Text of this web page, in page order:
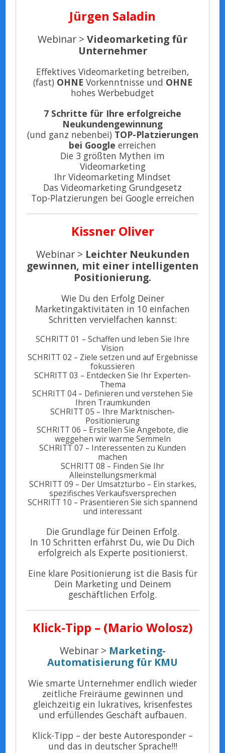
Jürgen Saladin
Webinar > Videomarketing für
Unternehmer
Effektives Videomarketing betreiben,
(fast) OHNE Vorkenntnisse und OHNE
hohes Werbebudget
7 Schritte für Ihre erfolgreiche
Neukundengewinnung
(und ganz nebenbei) TOP-Platzierungen
bei Google erreichen
Die 3 größten Mythen im
Videomarketing
Ihr Videomarketing Mindset
Das Videomarketing Grundgesetz
Top-Platzierungen bei Google erreichen
Kissner Oliver
Webinar > Leichter Neukunden
gewinnen, mit einer intelligenten
Positionierung.
Wie Du den Erfolg Deiner
Marketingaktivitäten in 10 einfachen
Schritten vervielfachen kannst:
SCHRITT 01 – Schaffen und leben Sie Ihre
Vision
SCHRITT 02 – Ziele setzen und auf Ergebnisse
fokussieren
SCHRITT 03 – Entdecken Sie Ihr Experten-
Thema
SCHRITT 04 – Definieren und verstehen Sie
Ihren Traumkunden
SCHRITT 05 – Ihre Marktnischen-
Positionierung
SCHRITT 06 – Erstellen Sie Angebote, die
weggehen wir warme Semmeln
SCHRITT 07 – Interessenten zu Kunden
machen
SCHRITT 08 – Finden Sie Ihr
Alleinstellungsmerkmal
SCHRITT 09 – Der Umsatzturbo – Ein starkes,
spezifisches Verkaufsversprechen
SCHRITT 10 – Präsentieren Sie sich spannend
und interessant
Die Grundlage für Deinen Erfolg.
In 10 Schritten erfährst Du, wie Du Dich
erfolgreich als Experte positionierst.
Eine klare Positionierung ist die Basis für
Dein Marketing und Deinem
geschäftlichen Erfolg.
Klick-Tipp – (Mario Wolosz)
Webinar > Marketing-
Automatisierung für KMU
Wie smarte Unternehmer endlich wieder
zeitliche Freiräume gewinnen und
gleichzeitig ein lukratives, krisenfestes
und erfüllendes Geschäft aufbauen.
Klick-Tipp – der beste Autoresponder –
und das in deutscher Sprache!!!